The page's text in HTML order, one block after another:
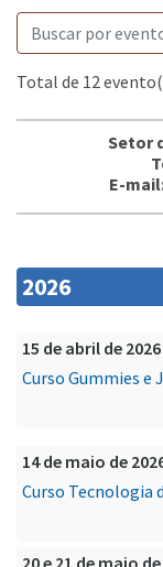
Total de 12
Setor
E-
2026
15 de abril de 2026
Curso Gummies e
14 de maio de
Curso Tecnologia
20 e 21 de maio